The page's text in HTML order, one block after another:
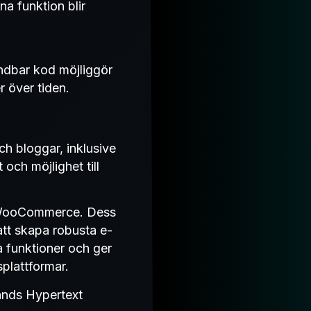
funktion blir
kod möjliggör
över tiden.
bloggar, inklusive
och möjlighet till
Dess
skapa robusta e-
funktioner och ger
Hypertext